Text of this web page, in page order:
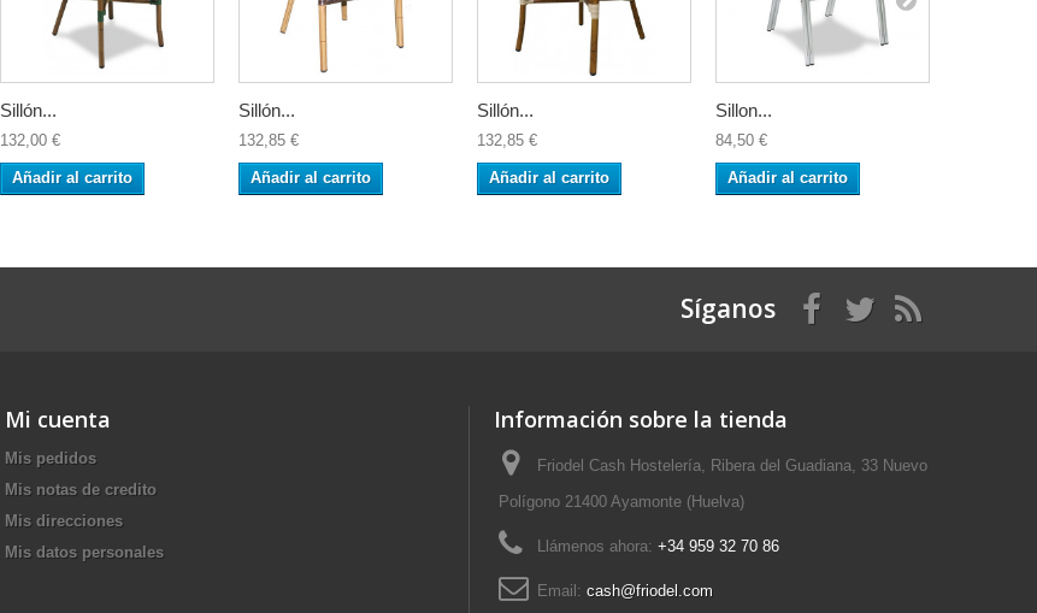
Sillón...
132,00 €
Añadir al carrito
Sillón...
132,85 €
Añadir al carrito
Sillón...
132,85 €
Añadir al carrito
Sillon...
84,50 €
Añadir al carrito
Síganos
Mi cuenta
Mis pedidos
Mis notas de credito
Mis direcciones
Mis datos personales
Información sobre la tienda
Friodel Cash Hostelería, Ribera del Guadiana, 33 Nuevo
Polígono 21400 Ayamonte (Huelva)
Llámenos ahora: +34 959 32 70 86
Email: cash@friodel.com